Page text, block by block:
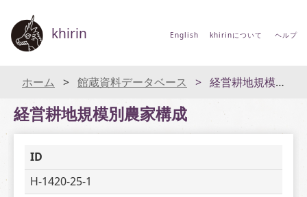
khirin English khirinについて ヘルプ
ホーム 館蔵資料データベース 経営耕地規模別農家構成
経営耕地規模別農家構成
ID
H-1420-25-1